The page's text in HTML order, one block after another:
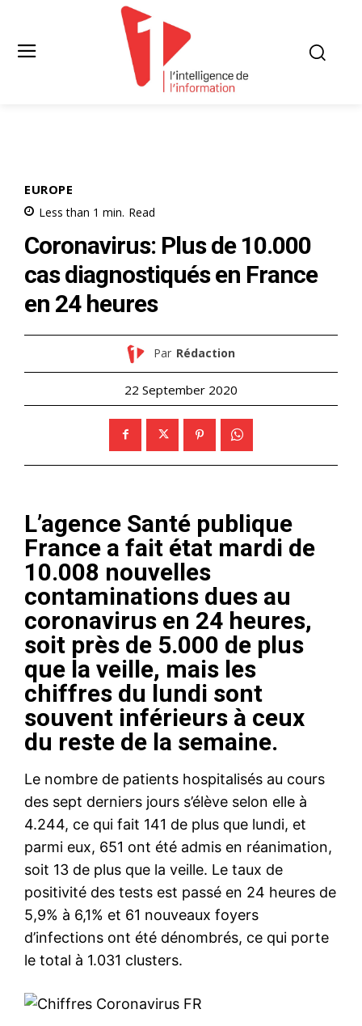
EUROPE
Less than 1 min. Read
Coronavirus: Plus de 10.000
cas diagnostiqués en France
en 24 heures
Par Rédaction
22 September 2020
L’agence Santé publique
France a fait état mardi de
10.008 nouvelles
contaminations dues au
coronavirus en 24 heures,
soit près de 5.000 de plus
que la veille, mais les
chiffres du lundi sont
souvent inférieurs à ceux
du reste de la semaine.
Le nombre de patients hospitalisés au cours
des sept derniers jours s’élève selon elle à
4.244, ce qui fait 141 de plus que lundi, et
parmi eux, 651 ont été admis en réanimation,
soit 13 de plus que la veille. Le taux de
positivité des tests est passé en 24 heures de
5,9% à 6,1% et 61 nouveaux foyers
d’infections ont été dénombrés, ce qui porte
le total à 1.031 clusters.